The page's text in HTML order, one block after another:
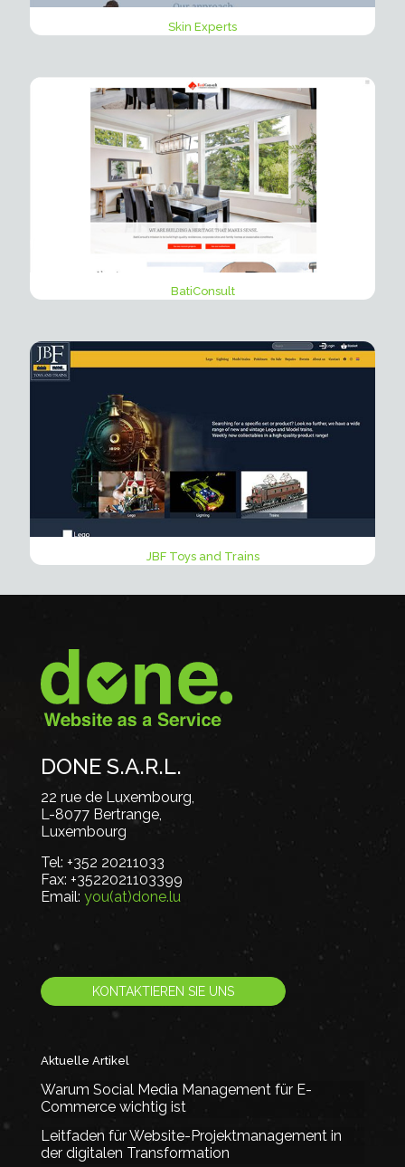
Skin Experts
BatiConsult
JBF Toys and Trains
DONE S.A.R.L.
22 rue de Luxembourg,
L-8077 Bertrange,
Luxembourg
Tel: +352 20211033
Fax: +3522021103399
Email: you(at)done.lu
KONTAKTIEREN SIE UNS
Aktuelle Artikel
Warum Social Media Management für E-
Commerce wichtig ist
Leitfaden für Website-Projektmanagement in
der digitalen Transformation